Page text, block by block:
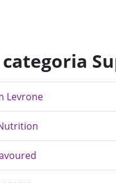
Levrone